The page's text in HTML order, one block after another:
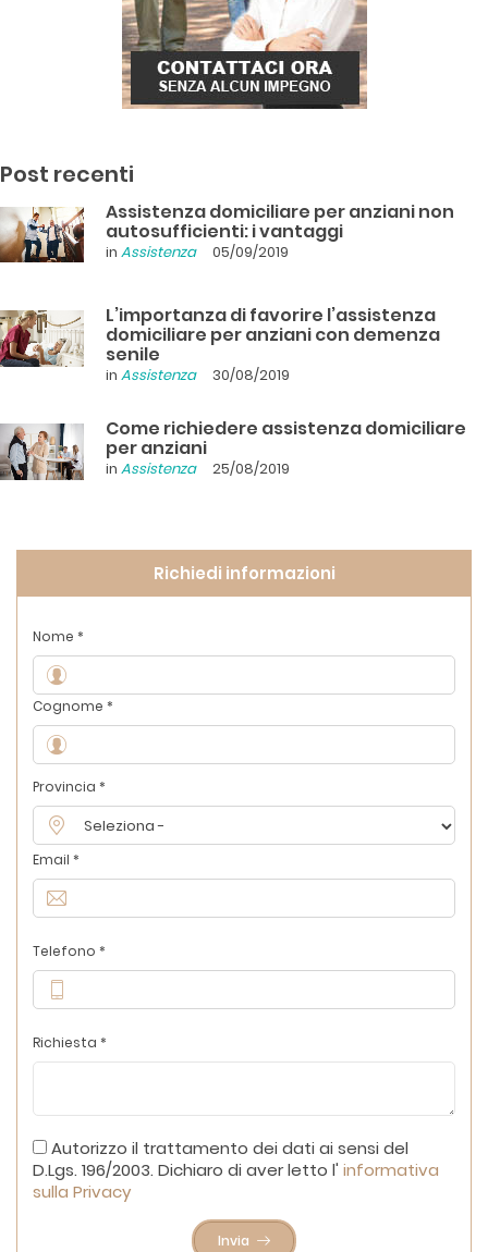
Post recenti
Assistenza domiciliare per anziani non
autosufficienti: i vantaggi
in Assistenza 05/09/2019
L’importanza di favorire l’assistenza
domiciliare per anziani con demenza
senile
in Assistenza 30/08/2019
Come richiedere assistenza domiciliare
per anziani
in Assistenza 25/08/2019
Richiedi informazioni
Nome *
Cognome *
Provincia *
Email *
Telefono *
Richiesta *
Autorizzo il trattamento dei dati ai sensi del
D.Lgs. 196/2003. Dichiaro di aver letto l' informativa
sulla Privacy
Invia